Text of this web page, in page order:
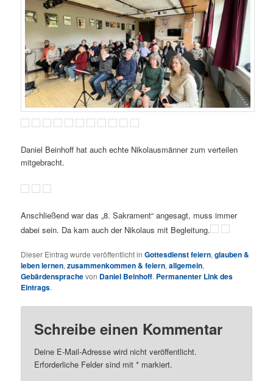
Daniel Beinhoff hat auch echte Nikolausmänner zum verteilen
mitgebracht.
Anschließend war das „8. Sakrament“ angesagt, muss immer
dabei sein. Da kam auch der Nikolaus mit Begleitung.
Dieser Eintrag wurde veröffentlicht inGottesdienst feiern,glauben &
leben lernen,zusammenkommen & feiern,allgemein,
Gebärdensprachevon Daniel Beinhoff. Permanenter Link des
Eintrags.
Schreibe einen Kommentar
Deine E-Mail-Adresse wird nicht veröffentlicht.
Erforderliche Felder sind mit* markiert.